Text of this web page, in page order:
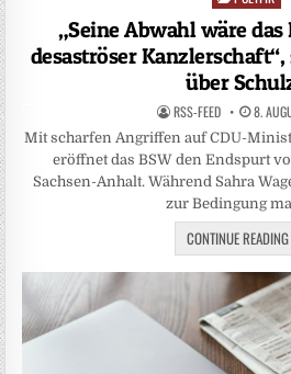
in
„Seine Abwahl wäre das
desaströser
über
RSS-FEED 8.
Mit scharfen Angriffen auf CDU-
eröffnet das BSW den Endspurt
Sachsen-Anhalt. Während Sahra
zur Bedingung
CONTINUE READING